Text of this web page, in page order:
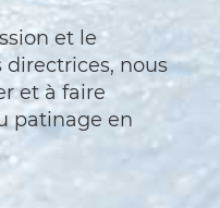
et le
nous
et à faire
patinage en